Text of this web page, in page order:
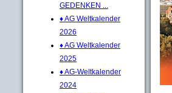
GEDENKEN ...
♦ AG Weltkalender
2026
♦ AG Weltkalender
2025
♦ AG-Weltkalender
2024